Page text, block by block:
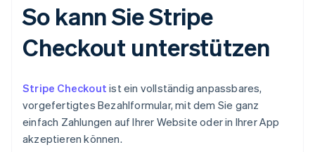
So kann Sie Stripe
Checkout unterstützen
Stripe Checkout ist ein vollständig anpassbares,
vorgefertigtes Bezahlformular, mit dem Sie ganz
einfach Zahlungen auf Ihrer Website oder in Ihrer App
akzeptieren können.